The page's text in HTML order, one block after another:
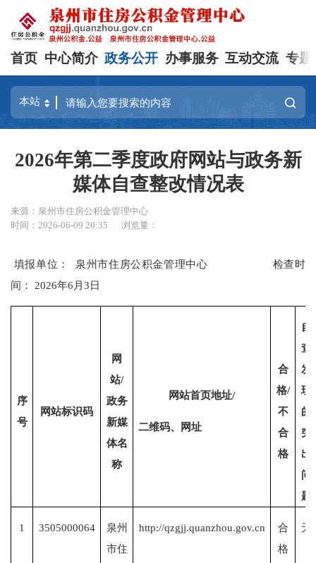
首页 中心简介 政务公开 办事服务 互动交流 专题
2026年第二季度政府网站与政务新
媒体自查整改情况表
来源：泉州市住房公积金管理中心
时间：2026-06-09 20:35
浏览量：
填报单位： 泉州市住房公积金管理中心
检查时
间：
2026年6 月3日
序
号
网站标识码
网
站/
政务
新媒
体名
称
网站首页地址/
二维码、网址
合
格/
不
合
格
自
查
发
现
的
突
出
问
题
1 3505000064
泉州
市住
http://qzgjj.quanzhou.gov.cn
合
格
无